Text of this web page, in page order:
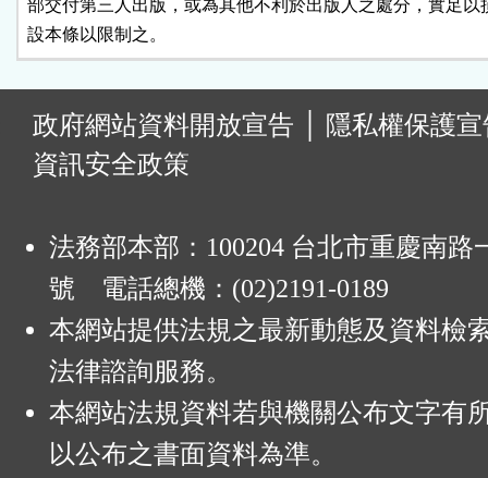
部交付第三人出版，或為其他不利於出版人之處分，實足以
政府網站資料開放宣告
隱私權保護
資訊安全政策
法務部本部：100204 台北市重慶南路
號 電話總機：(02)2191-0189
本網站提供法規之最新動態及資料檢
法律諮詢服務。
本網站法規資料若與機關公布文字有
以公布之書面資料為準。